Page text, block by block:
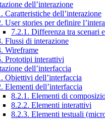
dell’interazione
Caratteristiche dell’interazione
User stories per definire
7.2.1. Differenza tra scenari
Flussi di interazione
Wireframe
Prototipi interattivi
dell’interfaccia
Obiettivi dell’interfaccia
Elementi dell’interfaccia
8.2.1. Elementi di
8.2.2. Elementi interattivi
8.2.3. Elementi testuali